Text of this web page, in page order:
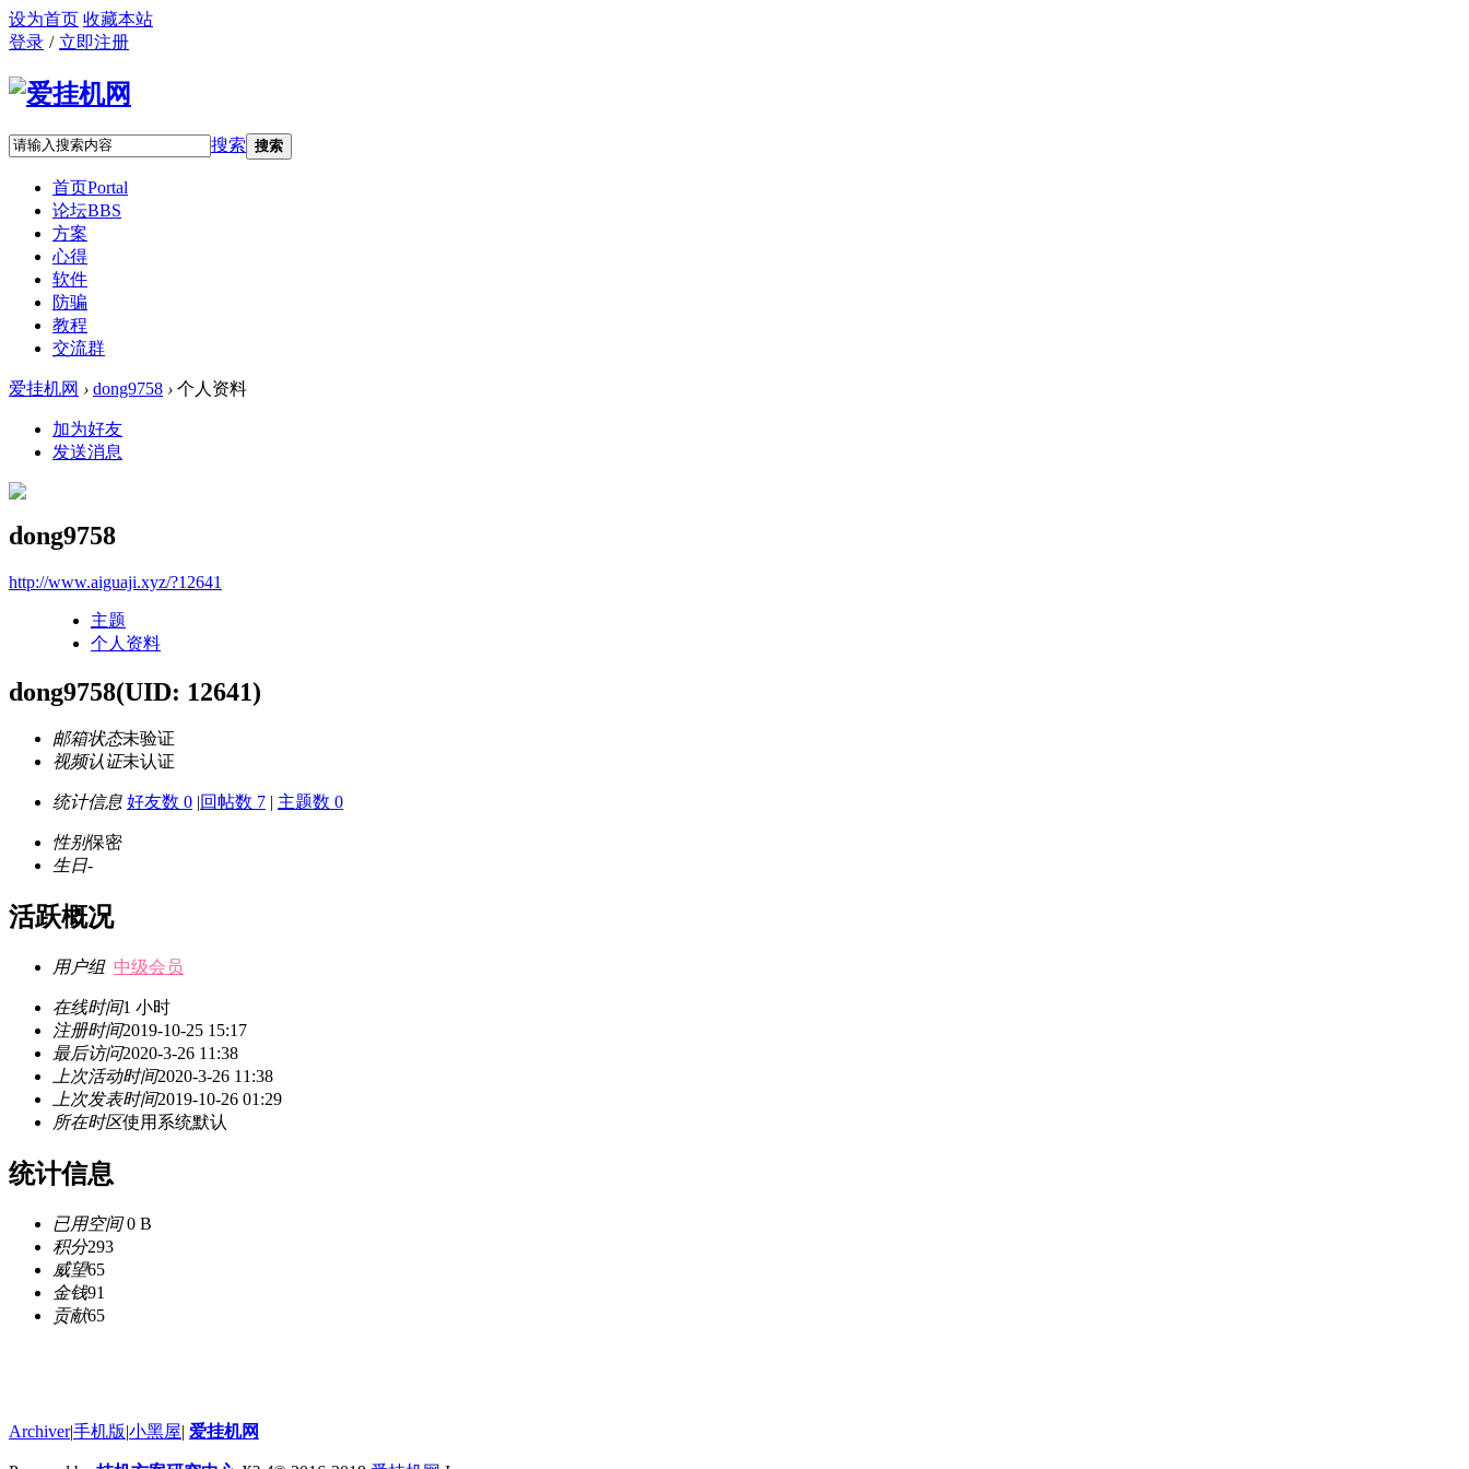
设为首页 收藏本站
登录 / 立即注册
搜索 搜索
首页Portal
论坛BBS
方案
心得
软件
防骗
教程
交流群
爱挂机网 › dong9758 › 个人资料
加为好友
发送消息
dong9758
http://www.aiguaji.xyz/?12641
主题
个人资料
dong9758(UID: 12641)
邮箱状态未验证
视频认证未认证
统计信息 好友数 0 |回帖数 7 | 主题数 0
性别保密
生日-
活跃概况
用户组 中级会员
在线时间1 小时
注册时间2019-10-25 15:17
最后访问2020-3-26 11:38
上次活动时间2020-3-26 11:38
上次发表时间2019-10-26 01:29
所在时区使用系统默认
统计信息
已用空间0 B
积分293
威望65
金钱91
贡献65
Archiver|手机版|小黑屋| 爱挂机网